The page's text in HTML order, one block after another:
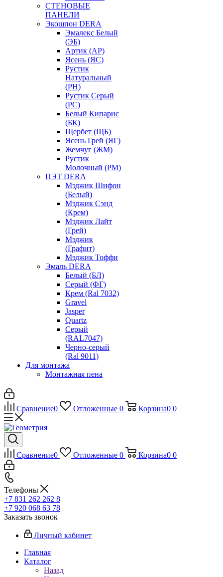
СТЕНОВЫЕ
ПАНЕЛИ
Экошпон DERA
Эмалекс Белый
(ЭБ)
Артик (АР)
Ясень (ЯС)
Рустик
Натуральный
(РН)
Рустик Серый
(РС)
Белый Кипарис
(БК)
Щербет (ЩБ)
Ясень Грей (ЯГ)
Жемчуг (ЖМ)
Рустик
Молочный (РМ)
ПЭТ DERA
Мэджик Шифон
(Белый)
Мэджик Сэнд
(Крем)
Мэджик Лайт
(Грей)
Мэджик
(Графит)
Мэджик Тоффи
Эмаль DERA
Белый (БЛ)
Серый (ФГ)
Крем (Ral 7032)
Gravel
Jasper
Quartz
Серый
(RAL7047)
Черно-серый
(Ral 9011)
Для монтажа
Монтажная пена
Сравнение0 Отложенные 0 Корзина0 0
Сравнение0 Отложенные 0 Корзина0 0
Телефоны
+7 831 262 262 8
+7 920 068 63 78
Заказать звонок
Личный кабинет
Главная
Каталог
Назад